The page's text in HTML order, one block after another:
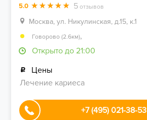
5.0 5 отзывов
Москва, ул. Никулинская, д.15, к.1
Говорово (2.6км),
Открыто до 21:00
Цены
Лечение кариеса
+7 (495) 021-38-53